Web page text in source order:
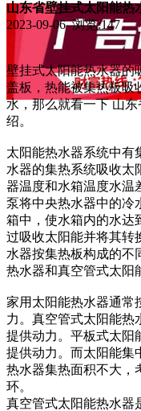
山东省壁挂式太阳能热
2023-09-06 浏览:147
壁挂式太阳能热水器的
盖板，热能被集热板吸
水，那么就看一下 山
绍。
太阳能热水器系统中有
水器的集热系统吸收太
器温度和水箱温度水温
泵将中央热水器中的冷
箱中，使水箱内的水达
过吸收太阳能并将其转
水器按集热板构成的不
热水器和真空管式太阳
家用太阳能热水器通常
力。真空管式太阳能热
提供动力。平板式太阳
提供动力。而太阳能集
热水器集热面积不大，
环。
真空管式太阳能热水器